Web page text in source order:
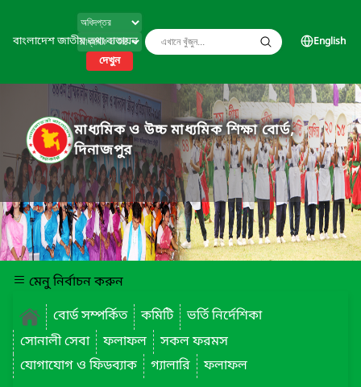
বাংলাদেশ জাতীয় তথ্য বাতায়ন
দেখুন
English
মাধ্যমিক ও উচ্চ মাধ্যমিক শিক্ষা বোর্ড,
দিনাজপুর
মেনু নির্বাচন করুন
বোর্ড সম্পর্কিত
কমিটি
ভর্তি নির্দেশিকা
সোনালী সেবা
ফলাফল
সকল ফরমস
যোগাযোগ ও ফিডব্যাক
গ্যালারি ফলাফল